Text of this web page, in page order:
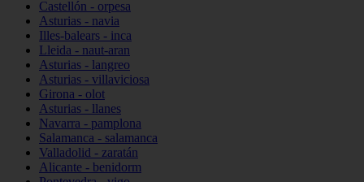
Castellón - orpesa
Asturias - navia
Illes-balears - inca
Lleida - naut-aran
Asturias - langreo
Asturias - villaviciosa
Girona - olot
Asturias - llanes
Navarra - pamplona
Salamanca - salamanca
Valladolid - zaratán
Alicante - benidorm